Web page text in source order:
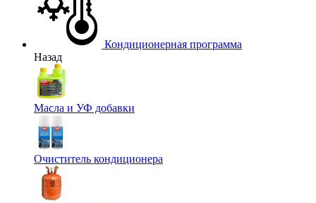
Кондиционерная программа
Назад
Масла и УФ добавки
Очиститель кондиционера